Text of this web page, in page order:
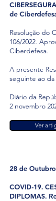
de
Resolução do
106/2022.
Ciberdefesa.
A presente
seguinte ao
Diário da
2 novembro
Ver
28 de
COVID-19.
DIPLOMAS.